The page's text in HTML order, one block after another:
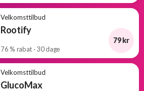
Velkomsttilbud
Rootify
76 % rabat · 30 dage
79 kr
Velkomsttilbud
GlucoMax